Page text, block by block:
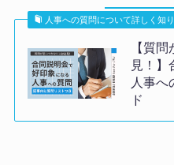
人事への質問について詳しく知
【質
見！】
人事へ
ド